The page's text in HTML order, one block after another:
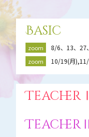
Basic
zoom 8/6、13、27
zoom 10/19(月
TeacherⅠ